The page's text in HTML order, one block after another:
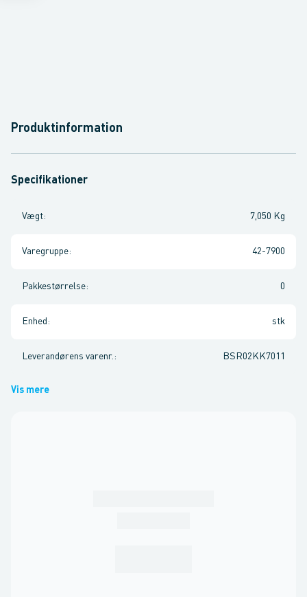
Produktinformation
Specifikationer
Vægt: 7,050 Kg
Varegruppe: 42-7900
Pakkestørrelse: 0
Enhed : stk
Leverandørens varenr. : BSR02KK7011
Vis mere